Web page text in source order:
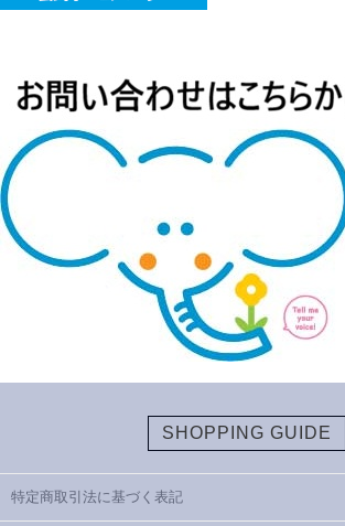
SHOPPING GUIDE
特定商取引法に基づく表記